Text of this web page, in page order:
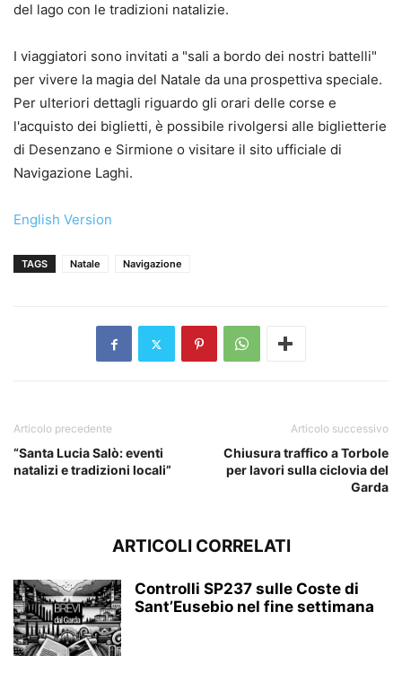
del lago con le tradizioni natalizie.
I viaggiatori sono invitati a "sali a bordo dei nostri battelli"
per vivere la magia del Natale da una prospettiva speciale.
Per ulteriori dettagli riguardo gli orari delle corse e
l'acquisto dei biglietti, è possibile rivolgersi alle biglietterie
di Desenzano e Sirmione o visitare il sito ufficiale di
Navigazione Laghi.
English Version
TAGS Natale Navigazione
Articolo precedente
“Santa Lucia Salò: eventi
natalizi e tradizioni locali”
Articolo successivo
Chiusura traffico a Torbole
per lavori sulla ciclovia del
Garda
ARTICOLI CORRELATI
Controlli SP237 sulle Coste di
Sant’Eusebio nel fine settimana